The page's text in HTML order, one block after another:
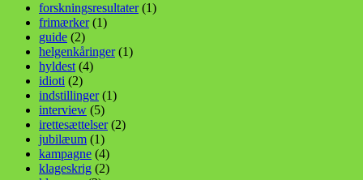
forskningsresultater(1)
frimærker(1)
guide (2)
helgenkåringer(1)
hyldest (4)
idioti (2)
indstillinger(1)
interview (5)
irettesættelser(2)
jubilæum (1)
kampagne (4)
klageskrig (2)